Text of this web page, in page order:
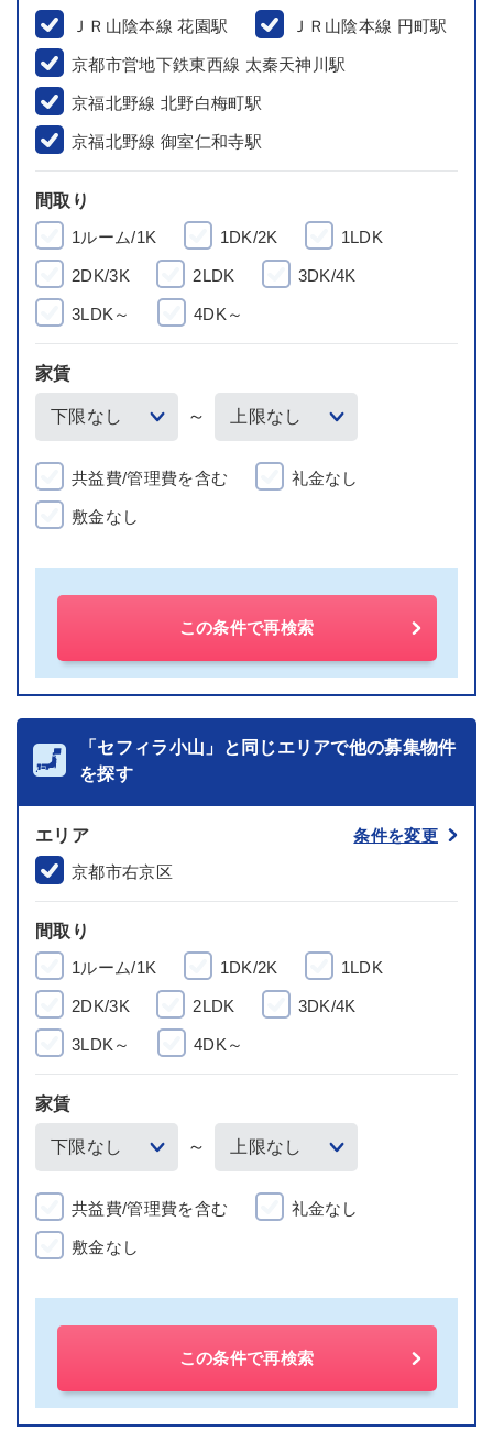
ＪＲ山陰本線 花園駅
ＪＲ山陰本線 円町駅
京都市営地下鉄東西線 太秦天神川駅
京福北野線 北野白梅町駅
京福北野線 御室仁和寺駅
間取り
1ルーム/1K
1DK/2K 1LDK
2DK/3K 2LDK 3DK/4K
3LDK～ 4DK～
家賃
～
共益費/管理費を含む 礼金なし
敷金なし
この条件で再検索
「セフィラ小山」と同じエリアで他の募集物件
を探す
エリア
条件を変更
京都市右京区
間取り
1ルーム/1K
1DK/2K 1LDK
2DK/3K 2LDK 3DK/4K
3LDK～ 4DK～
家賃
～
共益費/管理費を含む 礼金なし
敷金なし
この条件で再検索